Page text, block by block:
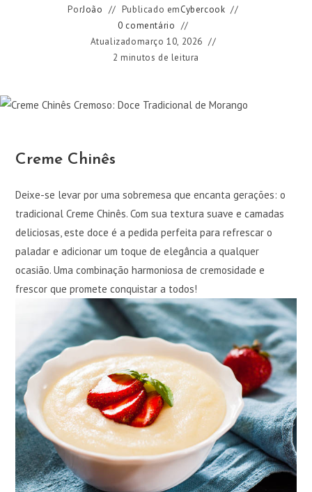
PorJoão Publicado emCybercook
0 comentário
Atualizadomarço 10, 2026
2 minutos de leitura
Creme Chinês
Deixe-se levar por uma sobremesa que encanta gerações: o
tradicional Creme Chinês. Com sua textura suave e camadas
deliciosas, este doce é a pedida perfeita para refrescar o
paladar e adicionar um toque de elegância a qualquer
ocasião. Uma combinação harmoniosa de cremosidade e
frescor que promete conquistar a todos!